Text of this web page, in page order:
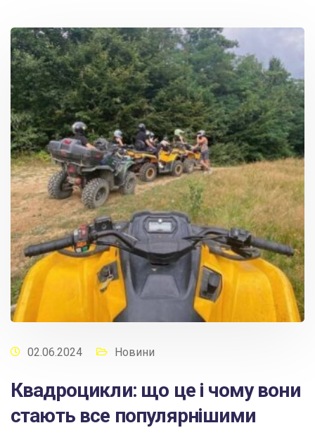
02.06.2024 Новини
Квадроцикли: що це і чому вони
стають все популярнішими